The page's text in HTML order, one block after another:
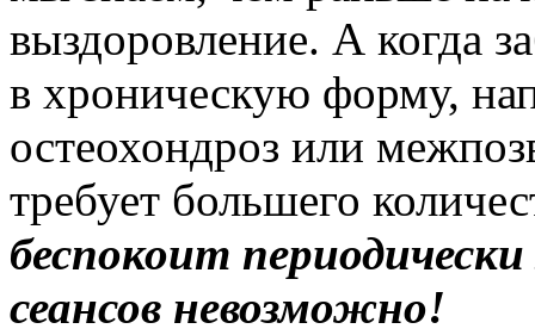
выздоровление. А когда
в хроническую форму,
остеохондроз или
требует большего
беспокоит
сеансов невозможно!